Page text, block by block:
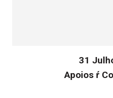
31
Apoios ŕ